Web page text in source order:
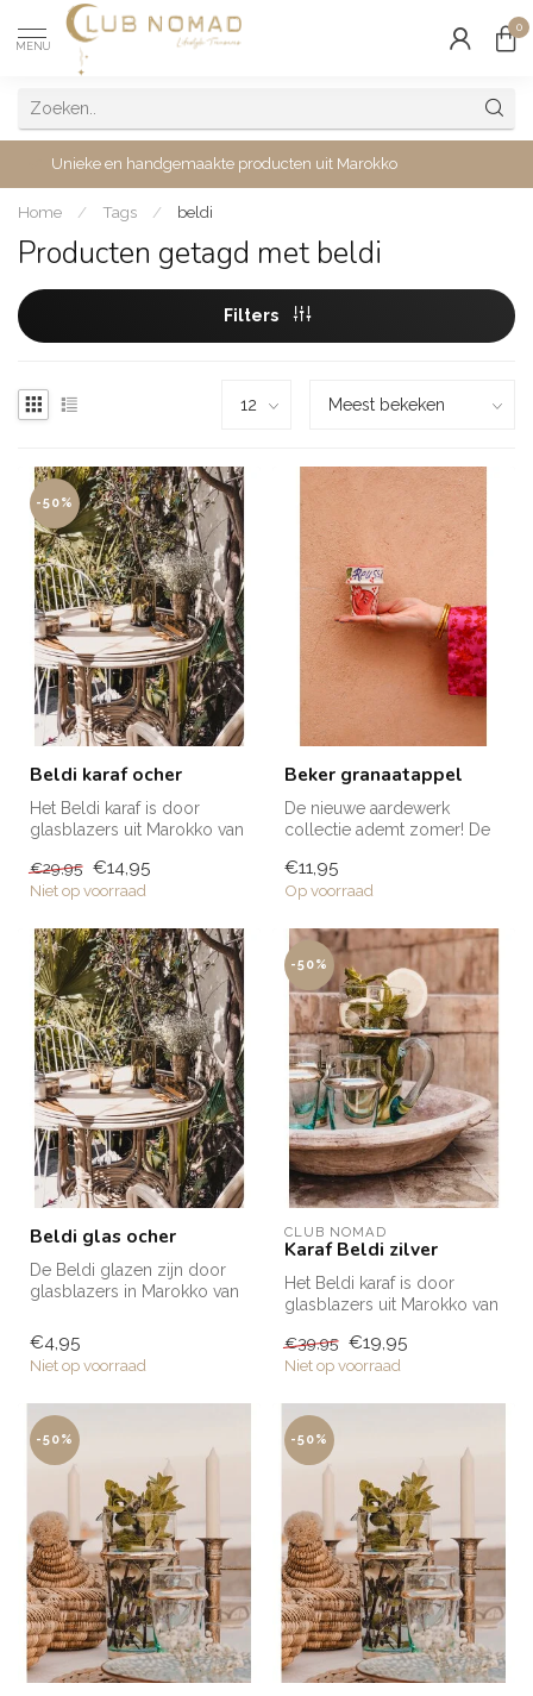
MENU
0
Unieke en handgemaakte producten uit Marokko
Home / Tags / beldi
Producten getagd met beldi
Filters
-50%
Beldi karaf ocher
Het Beldi karaf is door
glasblazers uit Marokko van
Het...
€29,95 €14,95
Niet op voorraad
Beker granaatappel
De nieuwe aardewerk
collectie ademt zomer! De
gemaakt en...
€11,95
Op voorraad
Beldi glas ocher
De Beldi glazen zijn door
glasblazers in Marokko van
De...
€4,95
Niet op voorraad
-50%
CLUB NOMAD
Karaf Beldi zilver
Het Beldi karaf is door
glasblazers uit Marokko van
Het...
€39,95 €19,95
Niet op voorraad
-50% -50%